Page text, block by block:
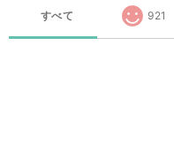
すべて 921